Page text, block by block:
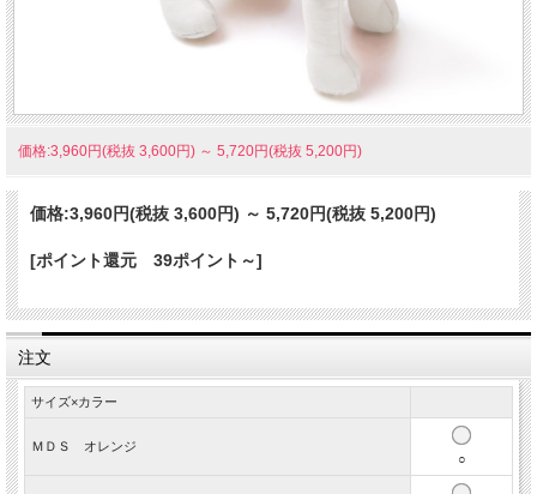
MD（ダックス）サイズは袖なしで
価格:3,960円(税抜 3,600円) ～ 5,720円(税抜 5,200円)
価格:3,960円(税抜 3,600円) ～ 5,720円(税抜 5,200円)
[ポイント還元 39ポイント～]
注文
サイズ×カラー
ＭＤＳ オレンジ
○